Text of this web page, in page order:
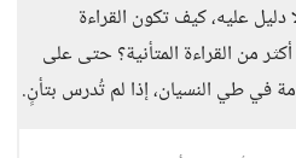
عليه، كيف تكون القراءة
من القراءة المتأنية؟ حتى على
في طي النسيان، إذا لم تُدرس بتأنٍ.